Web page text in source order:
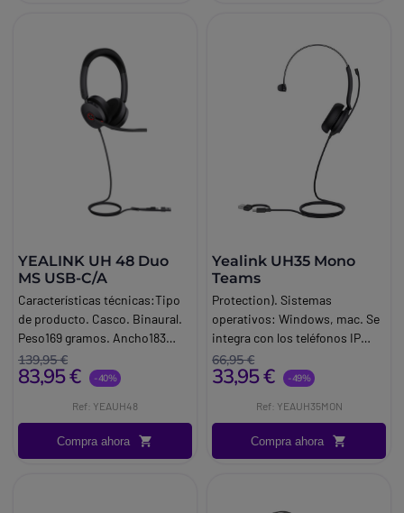
YEALINK UH 48 Duo
MS USB-C/A
Características técnicas:Tipo
de producto. Casco. Binaural.
Peso169 gramos. Ancho183
milímetros. Profundidad162
milímetros.
139,95 €
83,95 € -40%
Ref: YEAUH48
Compra ahora
Yealink UH35 Mono
Teams
Protection). Sistemas
operativos: Windows, mac. Se
integra con los teléfonos IP
Yealink para un control nativo
del auricular y funcionalidades
técnicas:Tipo de conexión:
USB A con adaptador USB
CTamaño del altavoz: 35 mm.
66,95 €
33,95 € -49%
Ref: YEAUH35MON
Compra ahora